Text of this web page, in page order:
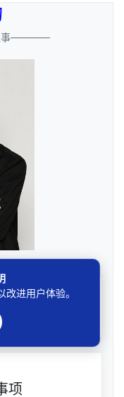
事————
项
进用户体验。